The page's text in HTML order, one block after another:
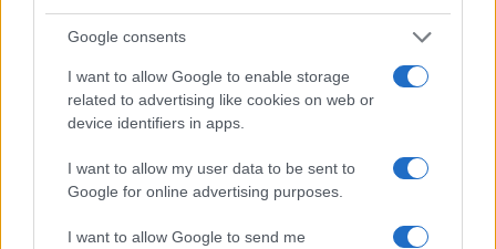
Google consents
I want to allow Google to enable storage
related to advertising like cookies on web or
device identifiers in apps.
I want to allow my user data to be sent to
Google for online advertising purposes.
I want to allow Google to send me
Alpha Bank: Για πρώτη φορά το Αρχαίο Θέατρο Επιδαύρου
άνοιξε τις πύλες του σε όλους
ΕΤΙΚΕΤΕΣ Nissan After Sales Service